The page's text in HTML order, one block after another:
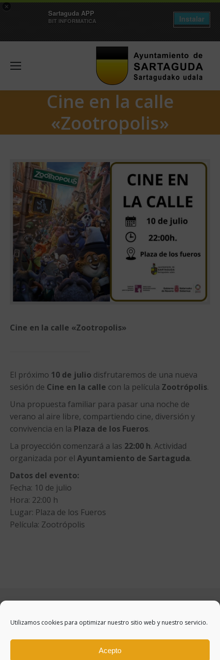
×
Sartaguda APP
BIT INFORMATICA Instalar
Utilizamos cookies para optimizar nuestro sitio web y nuestro servicio.
Acepto
Cine en la calle
«Zootropolis»
Cine en la calle «Zootropolis»
El próximo 10 de julio disfrutaremos de una nueva
sesión de Cine en la calle con la película Zootrópolis.
Una propuesta familiar para pasar una noche de
verano al aire libre, compartiendo cine, diversión y
convivencia en la Plaza de los Fueros.
La proyección comenzará a las 22:00 h. Actividad
organizada por el Ayuntamiento de Sartaguda.
Datos del evento:
Fecha: 10 de julio
Hora: 22:00 h
Lugar: Plaza de los Fueros
Película: Zootrópolis